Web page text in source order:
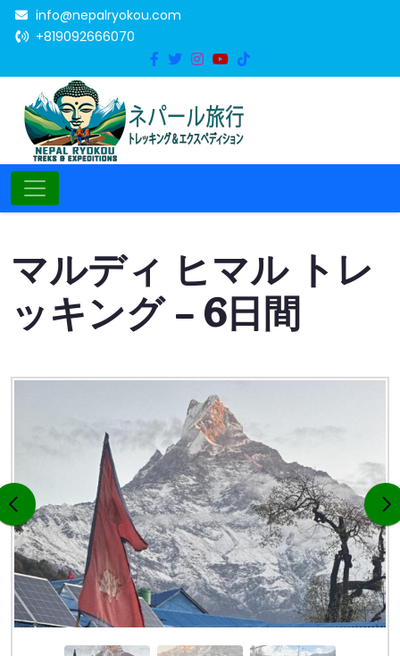
info@nepalryokou.com
+819092666070
マルディ ヒマル トレ
ッキング – 6日間